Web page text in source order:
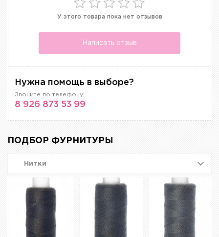
У этого товара пока нет отзывов
Написать отзыв
Нужна помощь в выборе?
Звоните по телефону:
8 926 873 53 99
ПОДБОР ФУРНИТУРЫ
Нитки